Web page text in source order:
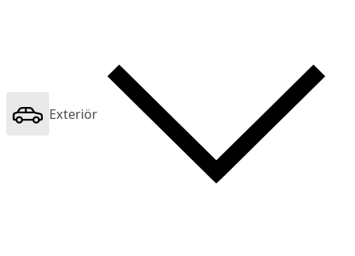
Exteriör